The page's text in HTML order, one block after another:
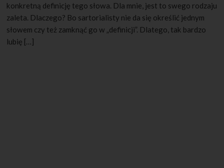
konkretną definicję tego słowa. Dla mnie, jest to swego rodzaju
zaleta. Dlaczego? Bo sartorialisty nie da się określić jednym
słowem czy też zamknąć go w „definicji”. Dlatego, tak bardzo
lubię […]